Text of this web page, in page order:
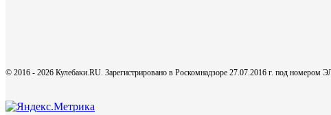
© 2016 - 2026 Кулебаки.RU. Зарегистрировано в Роскомнадзоре 27.07.2016 г. под